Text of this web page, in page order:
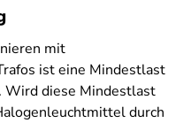
mit
ist eine Mindestlast
Wird diese Mindestlast
durch